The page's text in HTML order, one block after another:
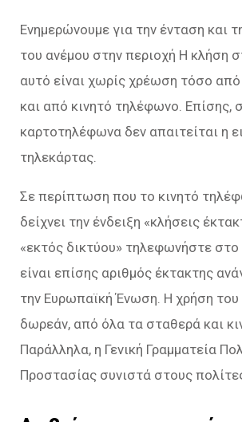
Ενημερώνουμε για την ένταση και
του ανέμου στην περιοχή Η κλήση
αυτό είναι χωρίς χρέωση τόσο
και από κινητό τηλέφωνο. Επίσης,
καρτοτηλέφωνα δεν απαιτείται η
τηλεκάρτας.
Σε περίπτωση που το κινητό
δείχνει την ένδειξη «κλήσεις
«εκτός δικτύου» τηλεφωνήστε
είναι επίσης αριθμός έκτακτης
την Ευρωπαϊκή Ένωση. Η χρήση του
δωρεάν, από όλα τα σταθερά και
Παράλληλα, η Γενική Γραμματεία
Προστασίας συνιστά στους